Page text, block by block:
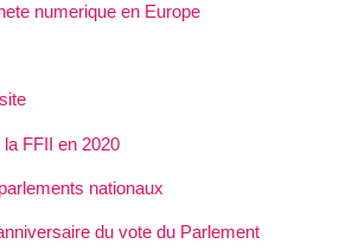
numerique en Europe
FFII en 2020
nationaux
du vote du Parlement